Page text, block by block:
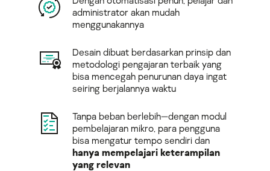
administrator akan mudah
menggunakannya
Desain dibuat berdasarkan prinsip dan
metodologi pengajaran terbaik yang
bisa mencegah penurunan daya ingat
seiring berjalannya waktu
Tanpa beban berlebih—dengan modul
pembelajaran mikro, para pengguna
bisa mengatur tempo sendiri dan
hanya mempelajari keterampilan
yang relevan